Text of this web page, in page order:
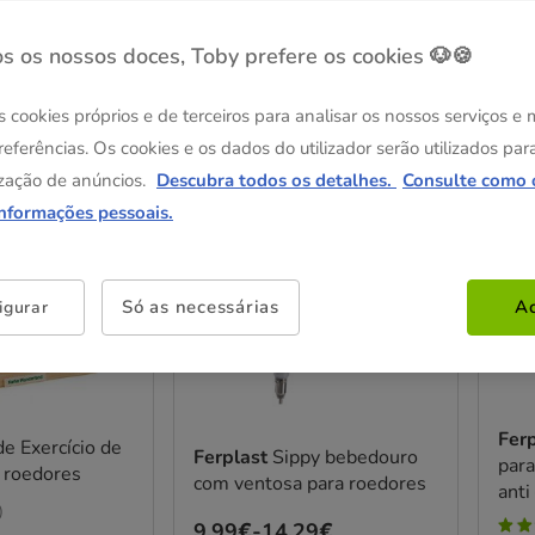
Exercício de
Até - 8€!
Ferplast Sippy bebedouro
com ventosa para roedores
Até -
os nossos doces, Toby prefere os cookies 🐶🍪
cookies próprios e de terceiros para analisar os nossos serviços e
Os cookies e os dados do utilizador serão utilizados
de anúncios. Descubra todos os detalhes. Consulte como
pessoais.
Só as necessárias